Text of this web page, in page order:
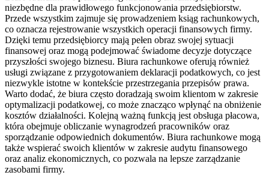
niezbędne dla prawidłowego funkcjonowania przedsiębiorstw.
Przede wszystkim zajmuje się prowadzeniem ksiąg rachunkowych,
co oznacza rejestrowanie wszystkich operacji finansowych firmy.
Dzięki temu przedsiębiorcy mają pełen obraz swojej sytuacji
finansowej oraz mogą podejmować świadome decyzje dotyczące
przyszłości swojego biznesu. Biura rachunkowe oferują również
usługi związane z przygotowaniem deklaracji podatkowych, co jest
niezwykle istotne w kontekście przestrzegania przepisów prawa.
Warto dodać, że biura często doradzają swoim klientom w zakresie
optymalizacji podatkowej, co może znacząco wpłynąć na obniżenie
kosztów działalności. Kolejną ważną funkcją jest obsługa płacowa,
która obejmuje obliczanie wynagrodzeń pracowników oraz
sporządzanie odpowiednich dokumentów. Biura rachunkowe mogą
także wspierać swoich klientów w zakresie audytu finansowego
oraz analiz ekonomicznych, co pozwala na lepsze zarządzanie
zasobami firmy.